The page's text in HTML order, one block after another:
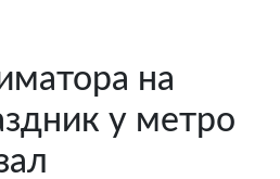
на
у метро